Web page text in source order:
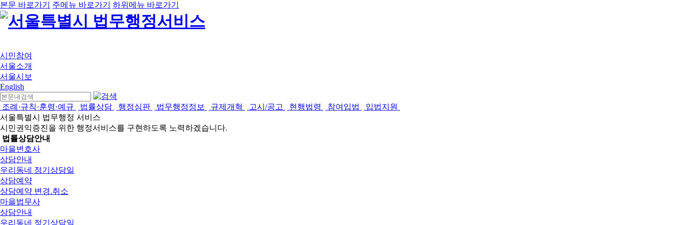
본문 바로가기 주메뉴 바로가기 하위메뉴 바로가기
시민참여
서울소개
서울시보
English
조례·규칙·훈령·예규 법률상담 행정심판 법무행정정보 규제개혁 고시/공고 현행법령 참여입법
입법지원
서울특별시 법무행정 서비스
시민권익증진을 위한 행정서비스를 구현하도록 노력하겠습니다.
법률상담안내
마을변호사
상담안내
우리동네 정기상담일
상담예약
상담예약 변경.취소
마을법무사
상담안내
우리동네 정기상담일